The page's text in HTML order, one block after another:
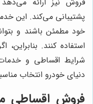
پشتیبانی می‌کند. این
خود مطمئن باشند و
استفاده کنند.
شرایط اقساطی و
دنیای خودرو انتخاب
فروش اقساطی